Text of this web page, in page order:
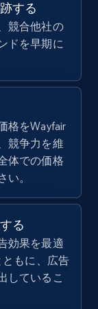
and
Initial
more.
Initial
する
競合他社の
ドを早期に
格をWayfair
競争力を維
体での価格
い。
る
効果を最適
ともに、広告
しているこ